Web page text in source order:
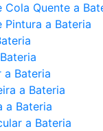
Cola Quente a
Pintura a Bateria
a Bateria
a Bateria
a Bateria
a Bateria